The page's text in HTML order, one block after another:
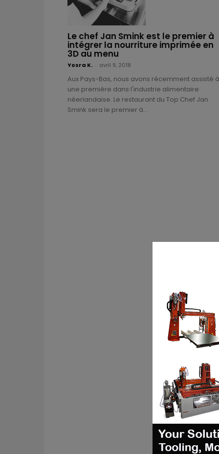
Le chef Jan Smink est le premier à
intégrer la nourriture imprimée en
3D au menu
Yosra K. avril 9, 2018
Aux Pays-Bas, nous avons récemment assisté à
une première dans l'industrie alimentaire
néerlandaise. Le restaurant du Top Chef Jan
Smink sera le premier à...